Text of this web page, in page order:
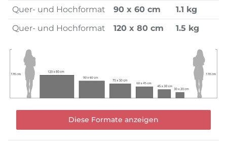
Quer- und Hochformat
90 x 60 cm
1.1 kg
Quer- und Hochformat
120 x 80 cm 1.5 kg
Diese Formate anzeigen